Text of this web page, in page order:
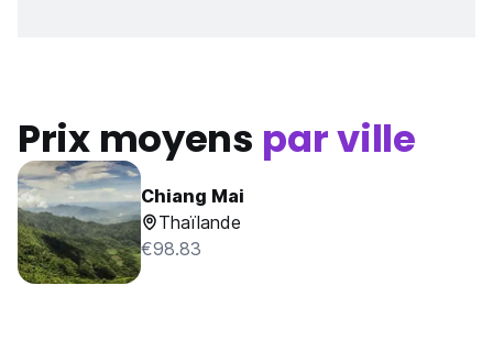
Prix moyens par ville
Chiang Mai
Thaïlande
€98.83